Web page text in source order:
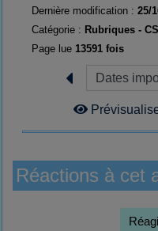
Dernière modification :25/
Catégorie : Rubriques -
Page lue 13591 fois
Réactions à cet